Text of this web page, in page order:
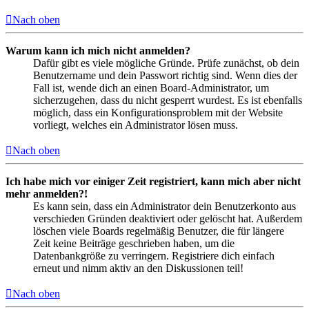
Nach oben
Warum kann ich mich nicht anmelden?
Dafür gibt es viele mögliche Gründe. Prüfe zunächst, ob dein
Benutzername und dein Passwort richtig sind. Wenn dies der
Fall ist, wende dich an einen Board-Administrator, um
sicherzugehen, dass du nicht gesperrt wurdest. Es ist ebenfalls
möglich, dass ein Konfigurationsproblem mit der Website
vorliegt, welches ein Administrator lösen muss.
Nach oben
Ich habe mich vor einiger Zeit registriert, kann mich aber nicht
mehr anmelden?!
Es kann sein, dass ein Administrator dein Benutzerkonto aus
verschieden Gründen deaktiviert oder gelöscht hat. Außerdem
löschen viele Boards regelmäßig Benutzer, die für längere
Zeit keine Beiträge geschrieben haben, um die
Datenbankgröße zu verringern. Registriere dich einfach
erneut und nimm aktiv an den Diskussionen teil!
Nach oben